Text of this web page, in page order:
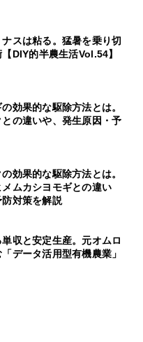
ナスは粘る。猛暑を乗り切
DIY的半農生活Vol.54】
効果的な駆除方法とは。
の違いや、発生原因・予
効果的な駆除方法とは。
ムカシヨモギとの違い
対策を解説
収と安定生産。元オムロ
データ活用型有機農業」